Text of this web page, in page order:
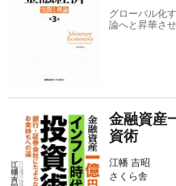
グローバル化
論へと昇華さ
金融資産
資術
江幡 吉昭
さくら舎